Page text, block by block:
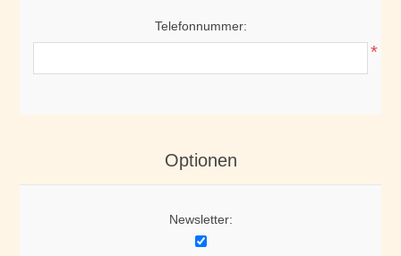
Telefonnummer:
*
Optionen
Newsletter: